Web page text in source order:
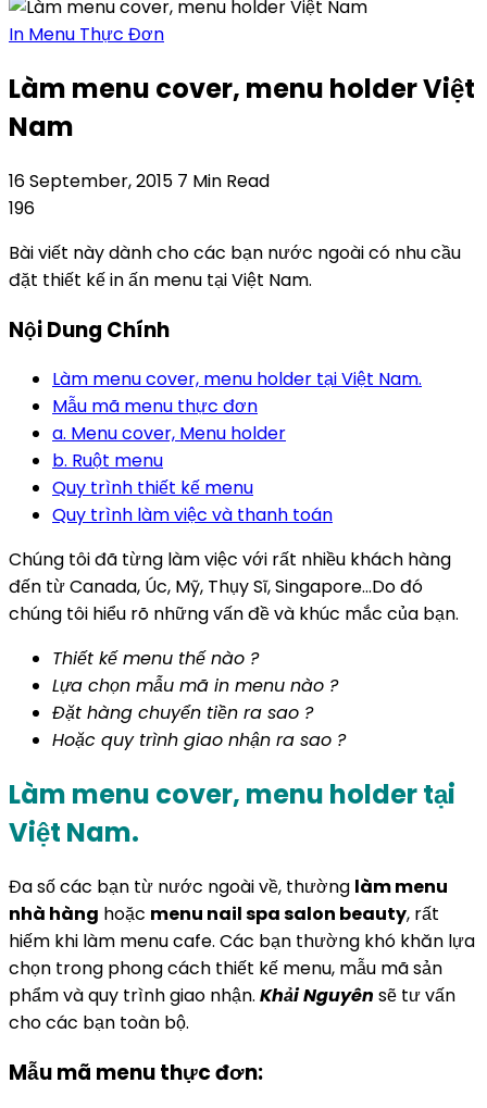
In Menu Thực Đơn
Làm menu cover, menu holder Việt
Nam
16 September, 2015 7 Min Read
196
Bài viết này dành cho các bạn nước ngoài có nhu cầu
đặt thiết kế in ấn menu tại Việt Nam.
Nội Dung Chính
Làm menu cover, menu holder tại Việt Nam.
Mẫu mã menu thực đơn
a. Menu cover, Menu holder
b. Ruột menu
Quy trình thiết kế menu
Quy trình làm việc và thanh toán
Chúng tôi đã từng làm việc với rất nhiều khách hàng
đến từ Canada, Úc, Mỹ, Thụy Sĩ, Singapore…Do đó
chúng tôi hiểu rõ những vấn đề và khúc mắc của bạn.
Thiết kế menu thế nào ?
Lựa chọn mẫu mã in menu nào ?
Đặt hàng chuyển tiền ra sao ?
Hoặc quy trình giao nhận ra sao ?
Làm menu cover, menu holder tại
Việt Nam.
Đa số các bạn từ nước ngoài về, thường làm menu
nhà hàng hoặc menu nail spa salon beauty, rất
hiếm khi làm menu cafe. Các bạn thường khó khăn lựa
chọn trong phong cách thiết kế menu, mẫu mã sản
phẩm và quy trình giao nhận. Khải Nguyên sẽ tư vấn
cho các bạn toàn bộ.
Mẫu mã menu thực đơn: